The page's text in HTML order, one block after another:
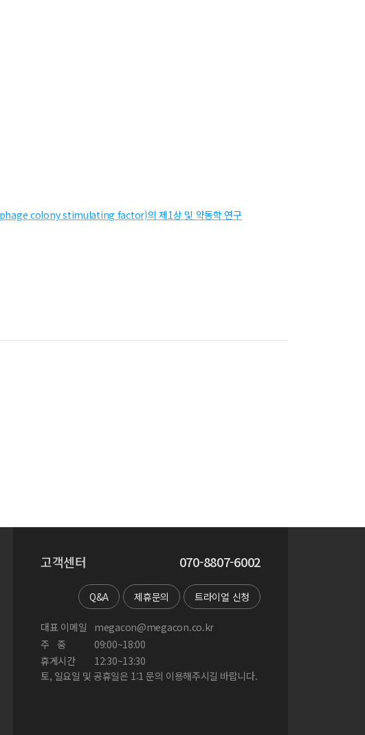
colony stimulating factor)의 제1상 및 약동학 연구
고객센터 070-8807-6002
Q&A 제휴문의 트라이얼 신청
대표 이메일
megacon@megacon.co.kr
주
중
09:00~18:00
휴게시간
12:30~13:30
토, 일요일 및 공휴일은 1:1 문의 이용해주시길 바랍니다.